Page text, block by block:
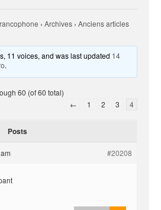
› Archives › Anciens articles
11 voices, and was last updated 14
.
60 (of 60 total)
←
1 2 3 4
Posts
#20208